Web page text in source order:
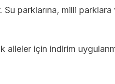
Su parklarına, milli
aileler için indirim